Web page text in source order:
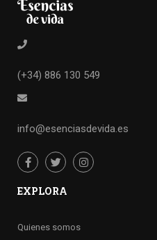
(+34) 886 130 549
info@esenciasdevida.es
EXPLORA
Quienes somos